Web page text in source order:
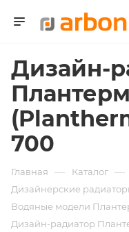
Дизайн-
Плантерм
700
Главная — Каталог —
Дизайнерские
Водяные модели
Дизайн-радиатор